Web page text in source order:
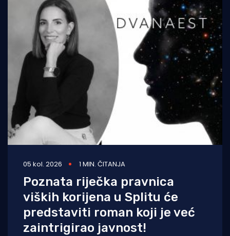
05 kol. 2026 1 MIN. ČITANJA
Poznata riječka pravnica
viških korijena u Splitu će
predstaviti roman koji je već
zaintrigirao javnost!